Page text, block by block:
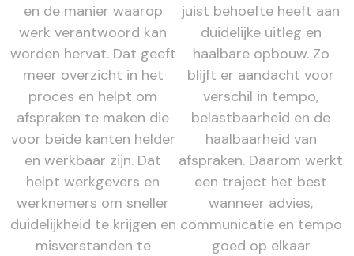
en de manier waarop
werk verantwoord kan
worden hervat. Dat geeft
meer overzicht in het
proces en helpt om
afspraken te maken die
voor beide kanten helder
en werkbaar zijn. Dat
helpt werkgevers en
werknemers om sneller
duidelijkheid te krijgen en
misverstanden te
juist behoefte heeft aan
duidelijke uitleg en
haalbare opbouw. Zo
blijft er aandacht voor
verschil in tempo,
belastbaarheid en de
haalbaarheid van
afspraken. Daarom werkt
een traject het best
wanneer advies,
communicatie en tempo
goed op elkaar